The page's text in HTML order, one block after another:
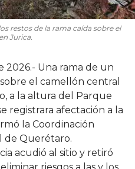
restos de la rama caída sobre el
Jurica.
2026.- Una rama de un
el camellón central
a la altura del Parque
registrara afectación a la
la Coordinación
de Querétaro.
acudió al sitio y retiró